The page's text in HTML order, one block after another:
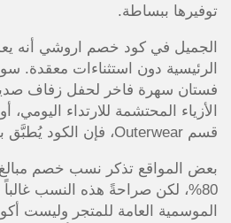
توفيرها ببساطة.
الجميل في كود خصم اروشي أنه
الرئيسية دون استثناءات معقدة.
فستان سهرة فاخر لحفل زفاف
الأزياء المحتشمة للارتداء
قسم Outerwear، فإن الكود يُطبَّق بسلاسة.
80%، لكن صراحةً هذه النسب
الموسمية العامة للمتجر وليست